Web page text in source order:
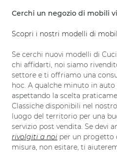
Cerchi un negozio di mobili
Scopri i nostri modelli di
Se cerchi nuovi modelli di
chi affidarti, noi siamo
settore e ti offriamo una
hoc. A qualche minuto in
aspettando la scelta
Classiche disponibili nel
luogo del territorio per una
servizio post vendita. Se devi
rivolgiti a noi per un progetto
misura, non esitare, ti